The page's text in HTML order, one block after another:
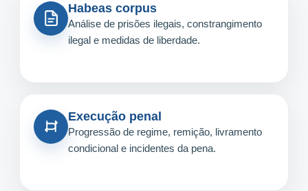
Habeas corpus
Análise de prisões ilegais, constrangimento
ilegal e medidas de liberdade.
Execução penal
Progressão de regime, remição, livramento
condicional e incidentes da pena.